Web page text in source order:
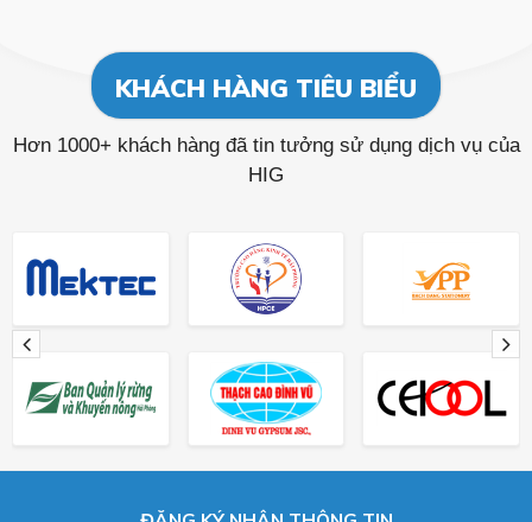
KHÁCH HÀNG TIÊU BIỂU
Hơn 1000+ khách hàng đã tin tưởng sử dụng dịch vụ của
HIG